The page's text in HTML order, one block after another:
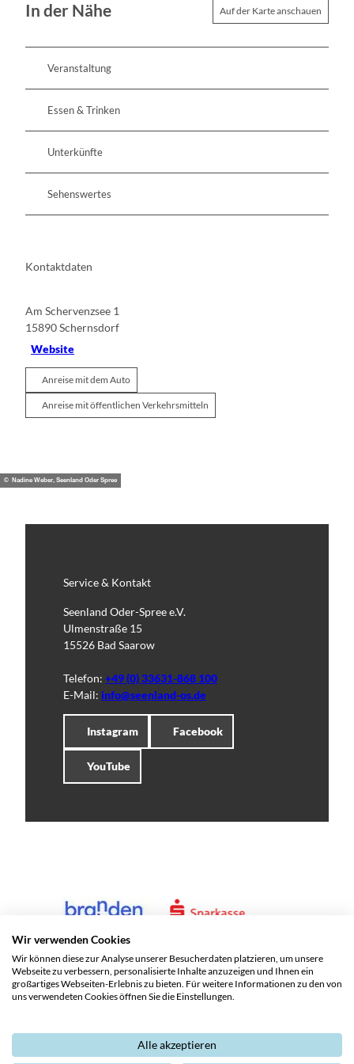
In der Nähe Auf der Karte anschauen
Veranstaltung
Essen & Trinken
Unterkünfte
Sehenswertes
Kontaktdaten
Am Schervenzsee 1
15890Schernsdorf
Website
Anreise mit dem Auto
Anreise mit öffentlichen Verkehrsmitteln
© Nadine Weber, Seenland Oder Spree
Service & Kontakt
Seenland Oder-Spree e.V.
Ulmenstraße 15
15526 Bad Saarow
Telefon: +49 (0) 33631-868 100
E-Mail: info@seenland-os.de
Instagram Facebook
YouTube
Wir verwenden Cookies
Wir können diese zur Analyse unserer Besucherdaten platzieren, um unsere
Webseite zu verbessern, personalisierte Inhalte anzuzeigen und Ihnen ein
großartiges Webseiten-Erlebnis zu bieten. Für weitere Informationen zu den von
uns verwendeten Cookies öffnen Sie die Einstellungen.
Alle akzeptieren